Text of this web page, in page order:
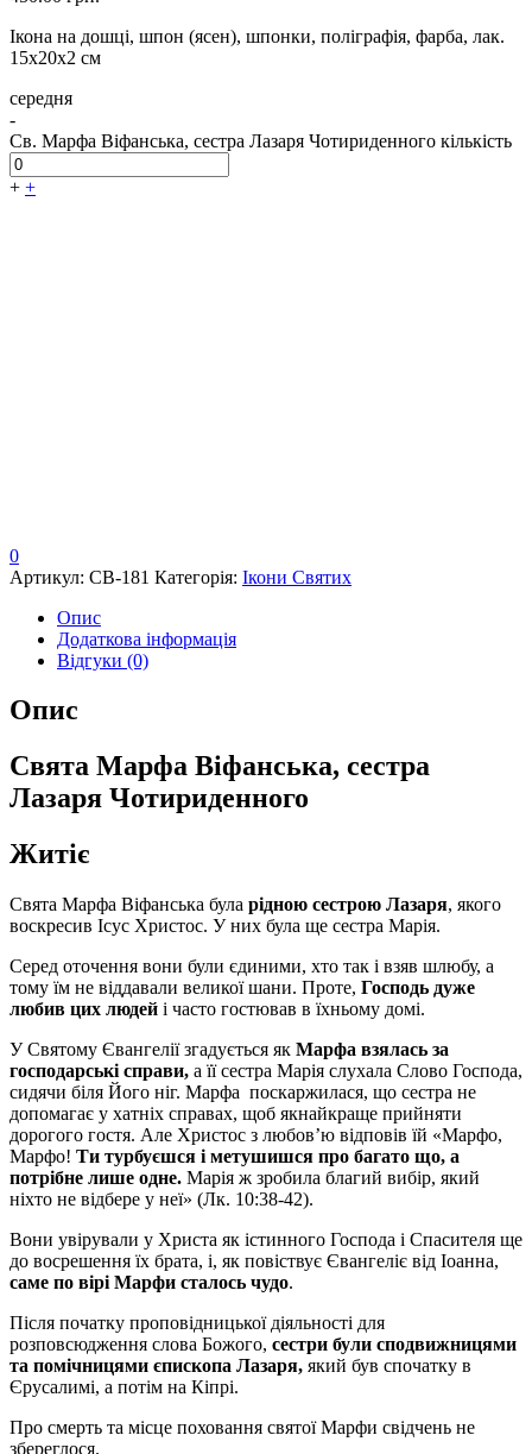
Ікона на дошці, шпон (ясен), шпонки, поліграфія, фарба, лак.
15х20х2 см
середня
-
Св. Марфа Віфанська, сестра Лазаря Чотириденного кількість
+ +
0
Артикул: СВ-181 Категорія: Ікони Святих
Опис
Додаткова інформація
Відгуки (0)
Опис
Свята Марфа Віфанська, сестра
Лазаря Чотириденного
Житіє
Свята Марфа Віфанська була рідною сестрою Лазаря, якого
воскресив Ісус Христос. У них була ще сестра Марія.
Серед оточення вони були єдиними, хто так і взяв шлюбу, а
тому їм не віддавали великої шани. Проте, Господь дуже
любив цих людей і часто гостював в їхньому домі.
У Святому Євангелії згадується як Марфа взялась за
господарські справи, а її сестра Марія слухала Слово Господа,
сидячи біля Його ніг. Марфа поскаржилася, що сестра не
допомагає у хатніх справах, щоб якнайкраще прийняти
дорогого гостя. Але Христос з любовʼю відповів їй «Марфо,
Марфо! Ти турбуєшся і метушишся про багато що, а
потрібне лише одне. Марія ж зробила благий вибір, який
ніхто не відбере у неї» (Лк. 10:38-42).
Вони увірували у Христа як істинного Господа і Спасителя ще
до восрешення їх брата, і, як повіствує Євангеліє від Іоанна,
саме по вірі Марфи сталось чудо.
Після початку проповідницької діяльності для
розповсюдження слова Божого, сестри були сподвижницями
та помічницями єпископа Лазаря, який був спочатку в
Єрусалимі, а потім на Кіпрі.
Про смерть та місце поховання святої Марфи свідчень не
збереглося.